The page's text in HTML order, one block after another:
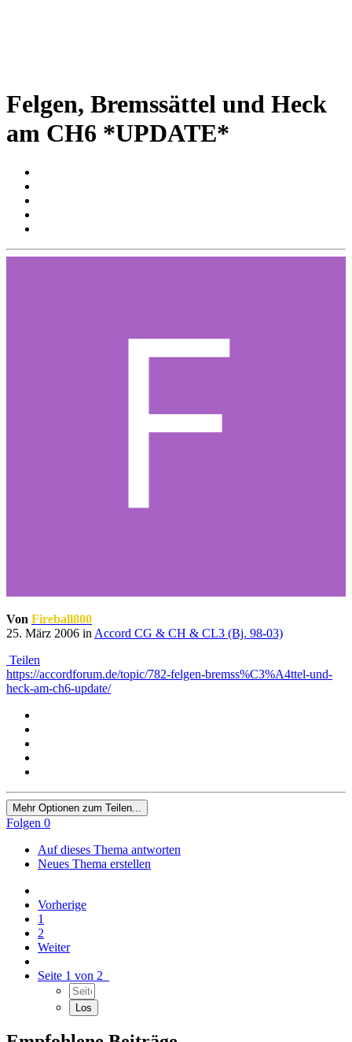
Felgen, Bremssättel und Heck
am CH6 *UPDATE*
Von Fireball800
25. März 2006 in Accord CG & CH & CL3 (Bj. 98-03)
Teilen
https://accordforum.de/topic/782-felgen-bremss%C3%A4ttel-und-
heck-am-ch6-update/
Mehr Optionen zum Teilen...
Folgen 0
Auf dieses Thema antworten
Neues Thema erstellen
Vorherige
1
2
Weiter
Seite 1 von 2